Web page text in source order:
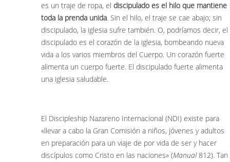
es un traje de ropa, el discipulado es el hilo que mantiene
toda la prenda unida. Sin el hilo, el traje se cae abajo; sin
discipulado, la iglesia sufre también. O, podríamos decir, el
discipulado es el corazón de la iglesia, bombeando nueva
vida a los varios miembros del Cuerpo. Un corazón fuerte
alimenta un cuerpo fuerte. El discipulado fuerte alimenta
una iglesia saludable.
El Discipleship Nazareno Internacional (NDI) existe para
«llevar a cabo la Gran Comisión a niños, jóvenes y adultos
en preparación para un viaje de por vida de ser y hacer
discípulos como Cristo en las naciones» (Manual812). Tan